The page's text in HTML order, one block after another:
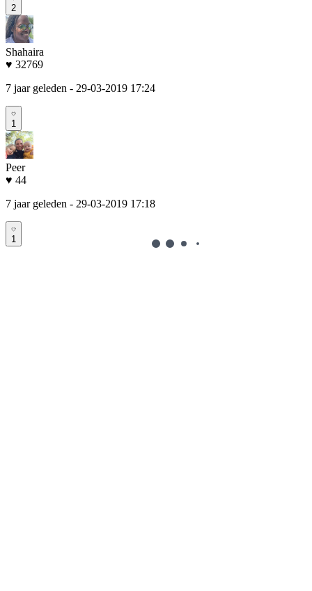
2
Shahaira
♥ 32769
7 jaar geleden - 29-03-2019 17:24
1
Peer
♥ 44
7 jaar geleden - 29-03-2019 17:18
1